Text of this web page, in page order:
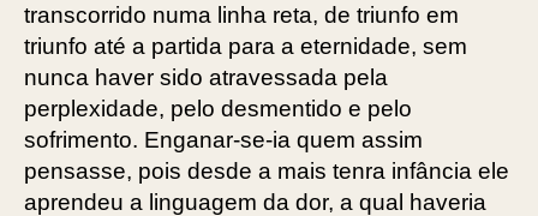
transcorrido numa linha reta, de triunfo em
triunfo até a partida para a eternidade, sem
nunca haver sido atravessada pela
perplexidade, pelo desmentido e pelo
sofrimento. Enganar-se-ia quem assim
pensasse, pois desde a mais tenra infância ele
aprendeu a linguagem da dor, a qual haveria